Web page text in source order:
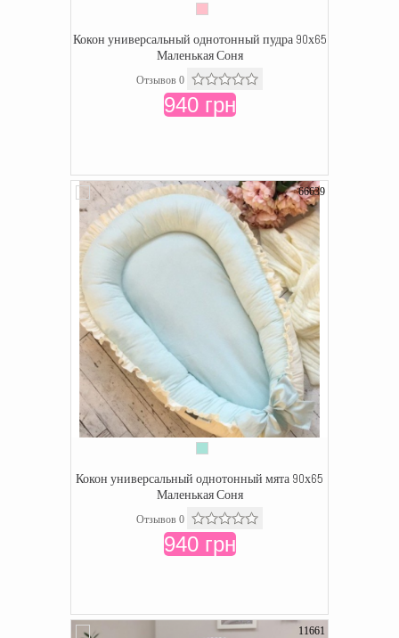
Кокон универсальный однотонный пудра 90х65
Маленькая Соня
Отзывов 0
940 грн
66639
Кокон универсальный однотонный мята 90х65
Маленькая Соня
Отзывов 0
940 грн
11661